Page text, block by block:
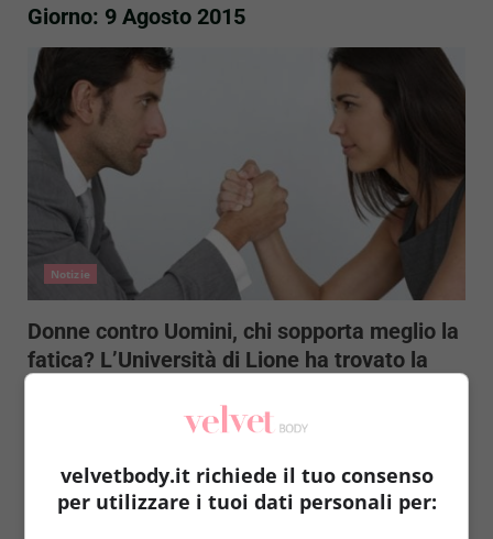
Giorno: 9 Agosto 2015
Notizie
Donne contro Uomini, chi sopporta meglio la
fatica? L’Università di Lione ha trovato la
9 Agosto 2015
che sopporta meglio la fatica potrebbe sembrare
quasi...
velvetbody.it richiede il tuo consenso
per utilizzare i tuoi dati personali per: